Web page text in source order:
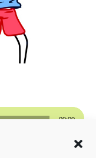
00:00